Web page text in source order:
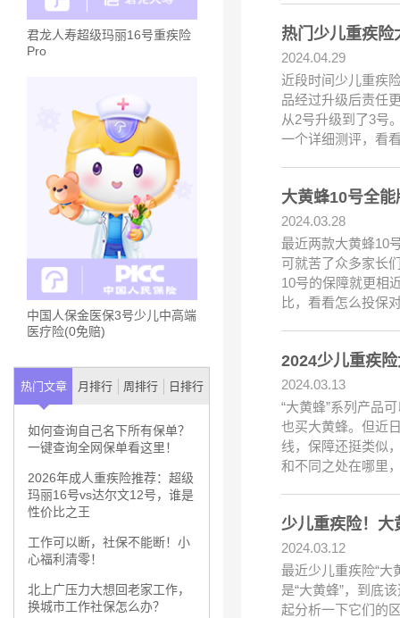
君龙人寿超级玛丽16号重疾险
Pro
中国人保金医保3号少儿中高端
医疗险(0免赔)
热门文章 月排行 周排行 日排行
如何查询自己名下所有保单？
一键查询全网保单看这里！
2026年成人重疾险推荐：超级
玛丽16号vs达尔文12号，谁是
性价比之王
工作可以断，社保不能断！小
心福利清零！
北上广压力大想回老家工作，
换城市工作社保怎么办？
热门少儿重疾
2024.04.29
近段时间少儿重疾
品经过升级后责任
从2号升级到了3号
一个详细测评，看
大黄蜂10号全
2024.03.28
最近两款大黄蜂10
可就苦了众多家长
10号的保障就更相
比，看看怎么投保
2024少儿重疾
2024.03.13
“大黄蜂”系列产品
也买大黄蜂。但近
线，保障还挺类似
和不同之处在哪里
少儿重疾险！大
2024.03.12
最近少儿重疾险“大
是“大黄蜂”，到底
起分析一下它们的